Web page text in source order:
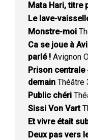
Mata Hari, titre
Le lave-
Monstre-moi
Ca se joue à
parlé ! Avignon
Prison centrale
demain Théâtre
Public chéri
Sissi Von Vart
Et vivre était
Deux pas vers